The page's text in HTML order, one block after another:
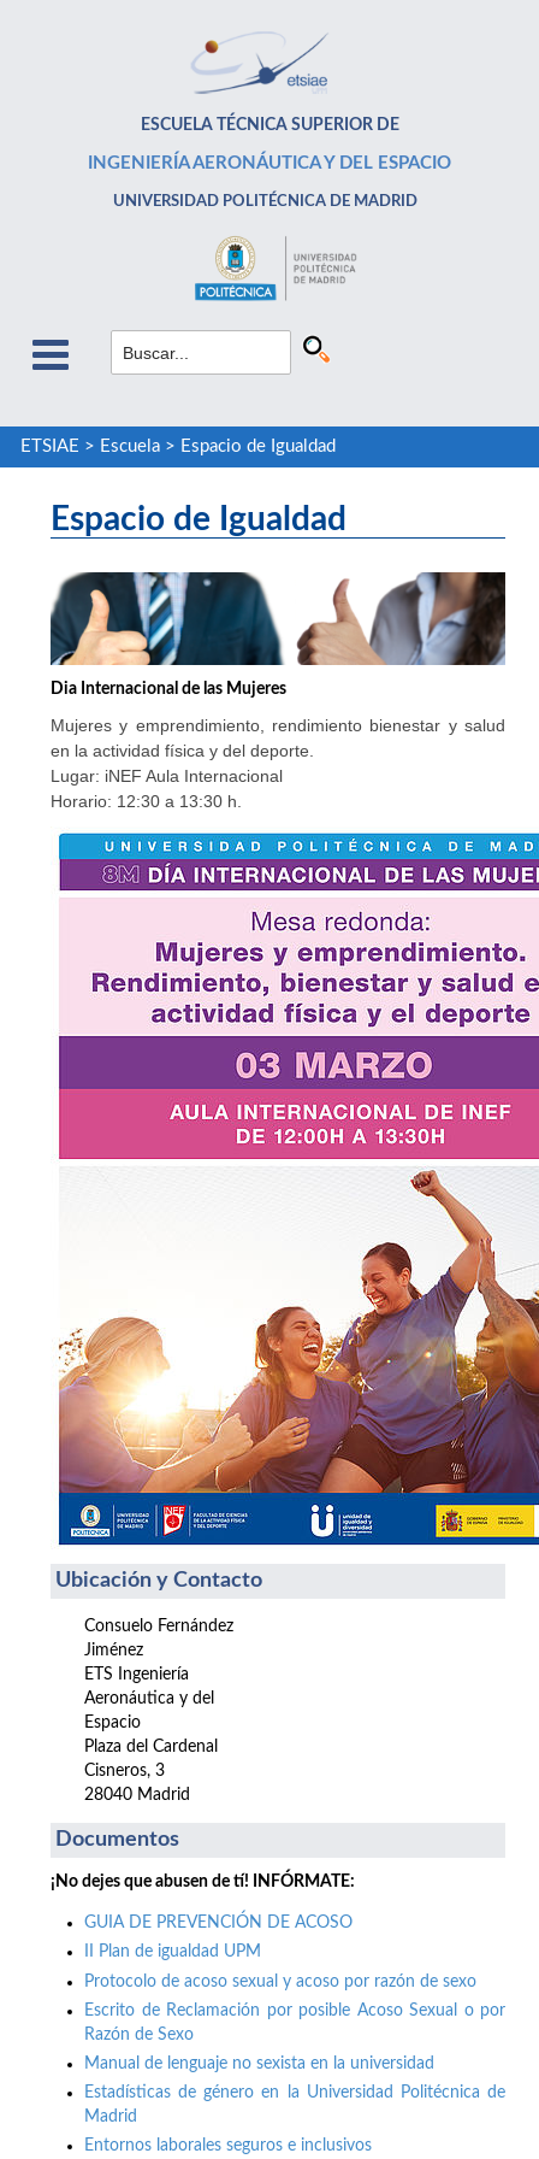
ESCUELA TÉCNICA SUPERIOR DE
INGENIERÍA AERONÁUTICA Y DEL ESPACIO
UNIVERSIDAD POLITÉCNICA DE MADRID
ETSIAE > Escuela> Espacio de Igualdad
Espacio de Igualdad
Dia Internacional de las Mujeres
Mujeres y emprendimiento, rendimiento bienestar y salud
en la actividad física y del deporte.
Lugar: iNEF Aula Internacional
Horario: 12:30 a 13:30 h.
Ubicación y Contacto
Consuelo Fernández
Jiménez
ETS Ingeniería
Aeronáutica y del
Espacio
Plaza del Cardenal
Cisneros, 3
28040 Madrid
Documentos
¡No dejes que abusen de tí! INFÓRMATE:
GUIA DE PREVENCIÓN DE ACOSO
II Plan de igualdad UPM
Protocolo de acoso sexual y acoso por razón de sexo
Escrito de Reclamación por posible Acoso Sexual o por
Razón de Sexo
Manual de lenguaje no sexista en la universidad
Estadísticas de género en la Universidad Politécnica de
Madrid
Entornos laborales seguros e inclusivos